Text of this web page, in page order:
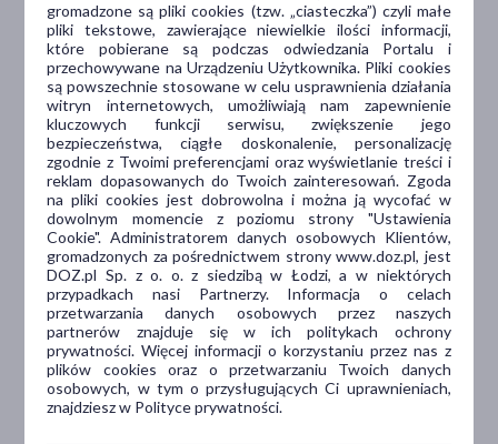
„Truskawkowe nogi”, czyli podrażnienia po goleniu.
Jak pozbyć się czerwonych krostek?
Przeczytane 4068 razy
7 min
Ewelina
Sochacka
gromadzone są pliki cookies (tzw. „ciasteczka”) czyli małe
pliki tekstowe, zawierające niewielkie ilości informacji,
które pobierane są podczas odwiedzania Portalu i
przechowywane na Urządzeniu Użytkownika. Pliki cookies
są powszechnie stosowane w celu usprawnienia działania
witryn internetowych, umożliwiają nam zapewnienie
kluczowych funkcji serwisu, zwiększenie jego
bezpieczeństwa, ciągłe doskonalenie, personalizację
zgodnie z Twoimi preferencjami oraz wyświetlanie treści i
reklam dopasowanych do Twoich zainteresowań. Zgoda
na pliki cookies jest dobrowolna i można ją wycofać w
dowolnym momencie z poziomu strony "Ustawienia
Cookie". Administratorem danych osobowych Klientów,
gromadzonych za pośrednictwem strony www.doz.pl, jest
DOZ.pl Sp. z o. o. z siedzibą w Łodzi, a w niektórych
przypadkach nasi Partnerzy. Informacja o celach
przetwarzania danych osobowych przez naszych
partnerów znajduje się w ich politykach ochrony
prywatności. Więcej informacji o korzystaniu przez nas z
plików cookies oraz o przetwarzaniu Twoich danych
osobowych, w tym o przysługujących Ci uprawnieniach,
znajdziesz w Polityce prywatności.